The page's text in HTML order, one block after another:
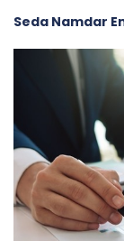
Seda Namdar